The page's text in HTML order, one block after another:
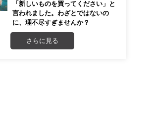
「新しいものを買ってください」と
言われました。わざとではないの
に、理不尽すぎませんか？
さらに見る